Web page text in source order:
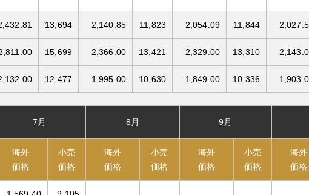
13,694 2,140.85 11,823 2,054.09 11,844
15,699 2,366.00 13,421 2,329.00 13,310
12,477 1,995.00 10,630 1,849.00 10,336
7月 8月 9月
海外
価格
小売
価格
海外
価格
小売
価格
海外
価格
小売
価格
海外
価格